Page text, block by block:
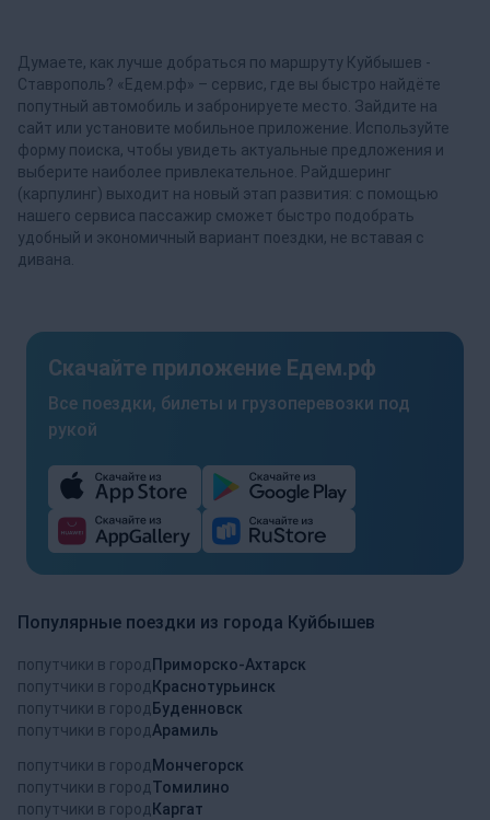
Думаете, как лучше добраться по маршруту Куйбышев -
Ставрополь? «Едем.рф» – сервис, где вы быстро найдёте
попутный автомобиль и забронируете место. Зайдите на
сайт или установите мобильное приложение. Используйте
форму поиска, чтобы увидеть актуальные предложения и
выберите наиболее привлекательное. Райдшеринг
(карпулинг) выходит на новый этап развития: с помощью
нашего сервиса пассажир сможет быстро подобрать
удобный и экономичный вариант поездки, не вставая с
дивана.
Скачайте приложение Едем.рф
Все поездки, билеты и грузоперевозки под
рукой
Популярные поездки из города Куйбышев
попутчики в город Приморско-Ахтарск
попутчики в город Краснотурьинск
попутчики в город Буденновск
попутчики в городАрамиль
попутчики в город Мончегорск
попутчики в городТомилино
попутчики в город Каргат